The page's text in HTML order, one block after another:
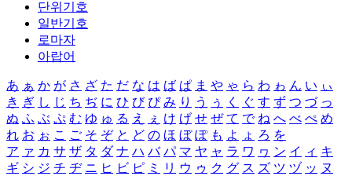
단위기호
일반기호
로마자
아랍어
あ ぁ か が さ ざ た だ な は ば ぱ ま や ゃ ら わ ゎ ん い ぃ
き ぎ し じ ち ぢ に ひ び ぴ み り う ぅ く ぐ す ず つ づ っ
ぬ ふ ぶ ぷ む ゆ ゅ る え ぇ け げ せ ぜ て で ね へ べ ぺ め
れ お ぉ こ ご そ ぞ と ど の ほ ぼ ぽ も よ ょ ろ を
ア ァ カ サ ザ タ ダ ナ ハ バ パ マ ヤ ャ ラ ワ ヮ ン イ ィ キ
ギ シ ジ チ ヂ ニ ヒ ビ ピ ミ リ ウ ゥ ク グ ス ズ ツ ヅ ッ ヌ